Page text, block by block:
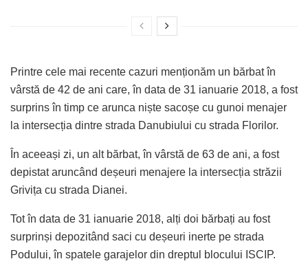
Printre cele mai recente cazuri menționăm un bărbat în
vârstă de 42 de ani care, în data de 31 ianuarie 2018, a fost
surprins în timp ce arunca niște sacoșe cu gunoi menajer
la intersecția dintre strada Danubiului cu strada Florilor.
În aceeași zi, un alt bărbat, în vârstă de 63 de ani, a fost
depistat aruncând deșeuri menajere la intersecția străzii
Grivița cu strada Dianei.
Tot în data de 31 ianuarie 2018, alți doi bărbați au fost
surprinși depozitând saci cu deșeuri inerte pe strada
Podului, în spatele garajelor din dreptul blocului ISCIP.